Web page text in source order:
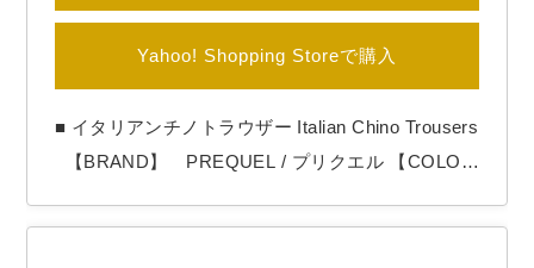
Yahoo! Shopping Storeで購入
■ イタリアンチノトラウザー Italian Chino Trousers
【BRAND】 PREQUEL / プリクエル 【COLO
sers」 1950-60年代のイタリア軍ミリタリーチノ